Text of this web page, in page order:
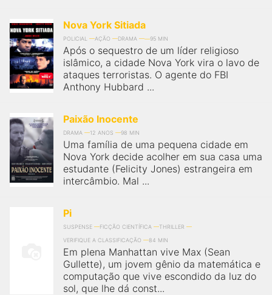
Nova York Sitiada
POLICIAL AÇÃO DRAMA 95 MIN
Após o sequestro de um líder religioso
islâmico, a cidade Nova York vira o lavo de
ataques terroristas. O agente do FBI
Anthony Hubbard ...
Paixão Inocente
DRAMA 12 ANOS 98 MIN
Uma família de uma pequena cidade em
Nova York decide acolher em sua casa uma
estudante (Felicity Jones) estrangeira em
intercâmbio. Mal ...
Pi
SUSPENSE FICÇÃO CIENTÍFICA
THRILLER
VERIFIQUE A CLASSIFICAÇÃO
84 MIN
Em plena Manhattan vive Max (Sean
Gullette), um jovem gênio da matemática e
computação que vive escondido da luz do
sol, que lhe dá const...